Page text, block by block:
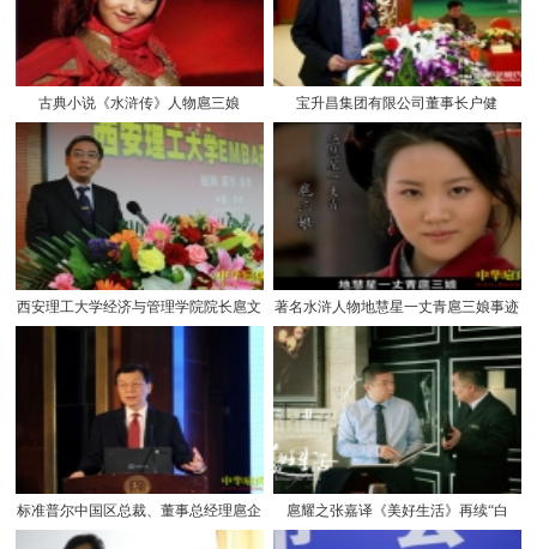
古典小说《水浒传》人物扈三娘 宝升昌集团有限公司董事长户健
西安理工大学经济与管理学院院长扈文
秀博士
著名水浒人物地慧星一丈青扈三娘事迹
标准普尔中国区总裁、董事总经理扈企
扈耀之张嘉译《美好生活》再续“白
鹿”缘